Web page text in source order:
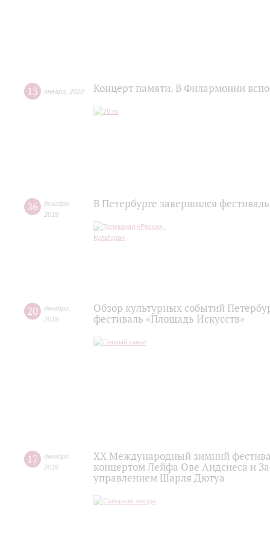
13 января 2020 Концерт памяти. В Филармонии
26 декабря
2019
В Петербурге завершился
20 декабря
2019
Обзор культурных событий
фестиваль «Площадь Искусств»
17 декабря
2019
XX Международный зимний
концертом Лейфа Ове Андснеса и
управлением Шарля Дютуа